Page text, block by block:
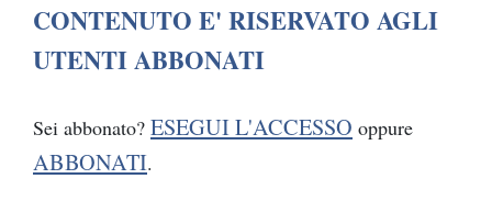
CONTENUTO E' RISERVATO AGLI
UTENTI ABBONATI
Sei abbonato? ESEGUI L'ACCESSO oppure
ABBONATI.